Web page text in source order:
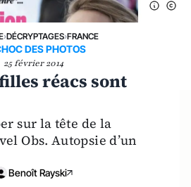
›DÉCRYPTAGES›FRANCE
DES PHOTOS
25 février 2014
réacs sont
sur la tête de la
Obs. Autopsie d’un
Benoît Rayski